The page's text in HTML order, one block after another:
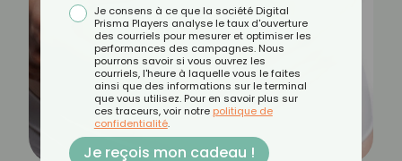
Je consens à ce que la société Digital
Prisma Players analyse le taux d'ouverture
des courriels pour mesurer et optimiser les
performances des campagnes. Nous
pourrons savoir si vous ouvrez les
courriels, l'heure à laquelle vous le faites
ainsi que des informations sur le terminal
que vous utilisez. Pour en savoir plus sur
ces traceurs, voir notre politique de
confidentialité.
Je reçois mon cadeau !